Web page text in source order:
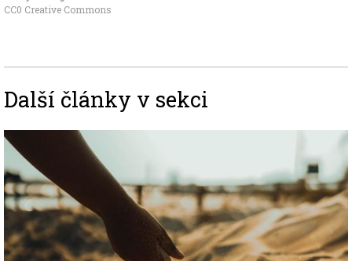
CC0 Creative Commons
Další články v sekci
Image